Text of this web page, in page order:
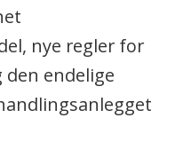
nye regler for
den endelige